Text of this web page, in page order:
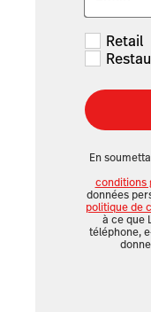
Retail
En
conditions
données
politique de
à ce que
téléphone,